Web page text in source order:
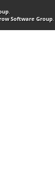
.
Software Group.